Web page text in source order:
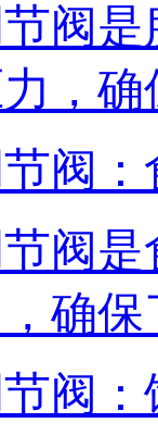
阀
，
阀
阀
确
阀